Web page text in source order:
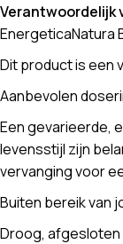
Verantwoordelijk
EnergeticaNatura
Dit product is een
Aanbevolen
Een gevarieerde,
levensstijl zijn
vervanging voor
Buiten bereik van
Droog,